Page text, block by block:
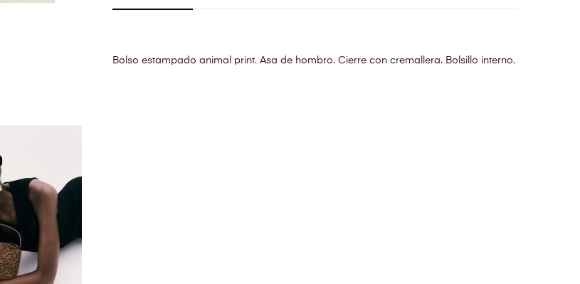
Bolso estampado animal print. Asa de hombro. Cierre con cremallera. Bolsillo interno.